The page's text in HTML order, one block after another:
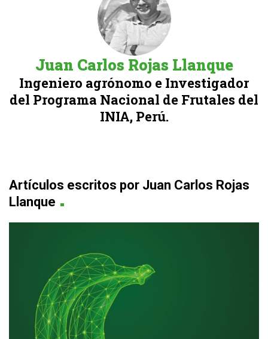
Juan Carlos Rojas Llanque
Ingeniero agrónomo e Investigador
del Programa Nacional de Frutales del
INIA, Perú.
Artículos escritos por Juan Carlos Rojas
Llanque .